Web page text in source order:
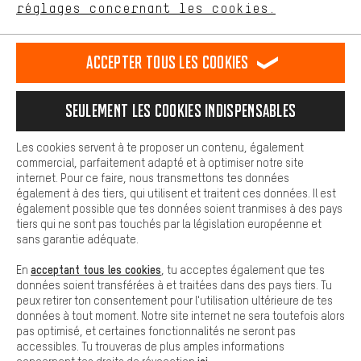
français english Deutsch español
RÉSILIER LE CONTRAT Communauté d'Aix-la-Chapelle
Programme d'affiliation Mentions Légales Protection des données
Conditions générales de vente Plateforme d'Alerte
Reprise des batteries Corepile Paramètres de cookies
Modifier le contraste
Tous les prix s'entendent en euros (MwSt hors) plus les
frais de portpour la livraison versÉtats-Unis.
réglages concernant les cookies.
est plus confortable. Avec les cookies de confort, nous
Nous pouvons ainsi mettre à ta disposition d'autres contenus et
informations utiles. De plus, tu as la possibilité d'utiliser des
facilement les bons produits. Par exemple, nous proposons une
facilement aux questions.
Cookies de base
Les cookies de base garantissent que tu puisses utiliser les
fonctions de notre site web.
Accepter tous les cookies
Seulement les cookies indispensables
Les cookies servent à te proposer un contenu, également
commercial, parfaitement adapté et à optimiser notre site
internet. Pour ce faire, nous transmettons tes données
également à des tiers, qui utilisent et traitent ces données. Il est
également possible que tes données soient tranmises à des pays
tiers qui ne sont pas touchés par la législation européenne et
sans garantie adéquate.
En acceptant tous les cookies , tu acceptes également que tes
données soient transférées à et traitées dans des pays tiers. Tu
peux retirer ton consentement pour l'utilisation ultérieure de tes
données à tout moment. Notre site internet ne sera toutefois alors
pas optimisé, et certaines fonctionnalités ne seront pas
accessibles. Tu trouveras de plus amples informations